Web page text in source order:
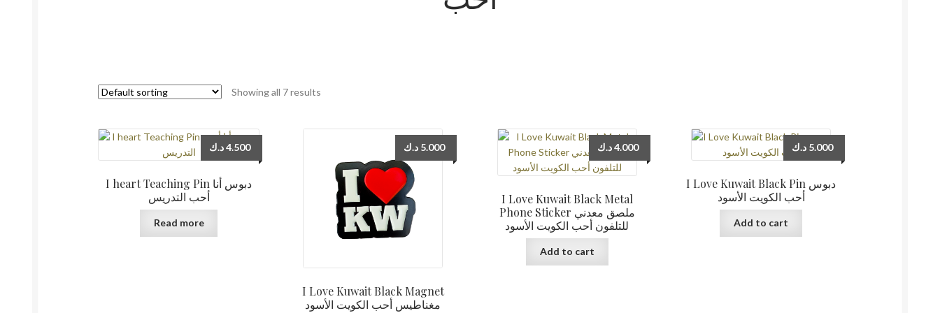
Showing all 7 results
I heart Teaching Pin دبوس أنا
أحب التدريس
4.500د.ك
Read more
I Love Kuwait Black Magnet
مغناطيس أحب الكويت الأسود
5.000 د.ك
I Love Kuwait Black Metal
Phone Sticker ملصق معدني
للتلفون أحب الكويت الأسود
4.000 د.ك
Add to cart
I Love Kuwait Black Pin دبوس
أحب الكويت الأسود
5.000 د.ك
Add to cart